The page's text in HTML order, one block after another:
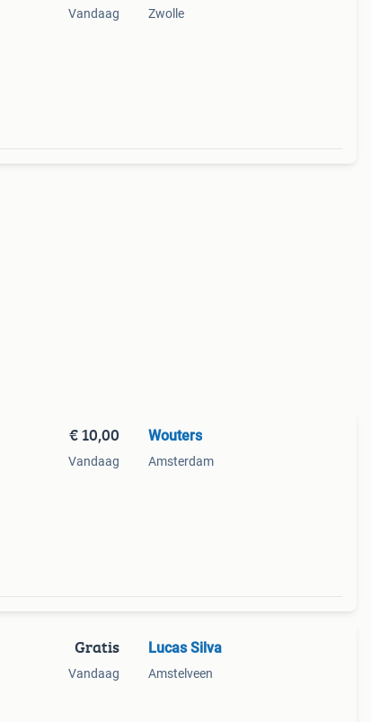
Vandaag Zwolle
€ 10,00
Vandaag
Wouters
Amsterdam
Gratis
Vandaag
Lucas Silva
Amstelveen